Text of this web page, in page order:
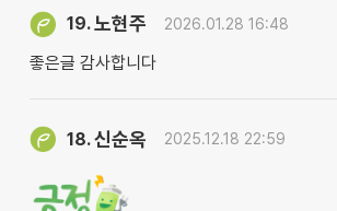
19.노현주 2026.01.28 16:48
좋은글 감사합니다
18.신순옥 2025.12.18 22:59